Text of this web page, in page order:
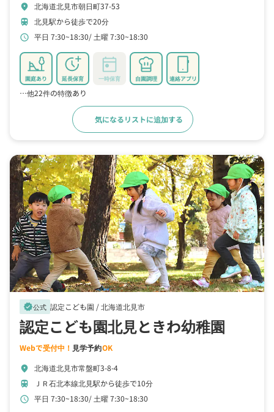
location_on 北海道北見市朝日町37-53
train 北見駅から徒歩で20分
schedule 平日 7:30~18:30 土曜 7:30~18:30
園庭あり 延長保育 一時保育 自園調理 連絡アプリ
…他22件の特徴あり
気になるリストに追加する
verified公式 認定こども園 /北海道北見市
認定こども園北見ときわ幼稚園
Webで受付中！ 見学予約OK
location_on 北海道北見市常盤町3-8-4
train ＪＲ石北本線北見駅から徒歩で10分
schedule 平日 7:30~18:30 土曜 7:30~18:30